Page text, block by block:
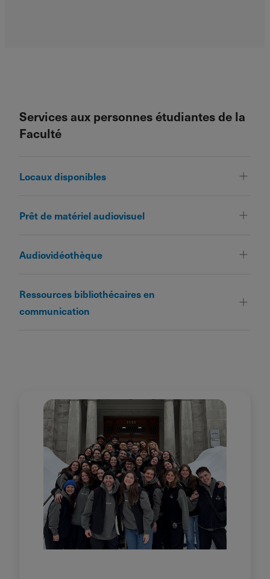
Services aux personnes étudiantes de la
Faculté
Locaux disponibles
Prêt de matériel audiovisuel
Audiovidéothèque
Ressources bibliothécaires en
communication